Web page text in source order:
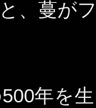
、蔓が
年を